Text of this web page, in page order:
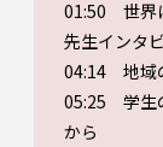
01:50 世界
先生インタ
04:14 地域
05:25 学生
から